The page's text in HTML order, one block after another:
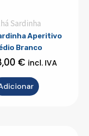
Sardinha
Aperitivo
Branco
€ incl. IVA